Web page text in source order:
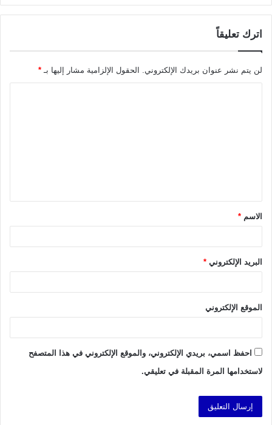
اترك تعليقاً
لن يتم نشر عنوان بريدك الإلكتروني. الحقول الإلزامية مشار إليها بـ *
ق
*الاسم *
البريد الإلكتروني *
الموقع الإلكتروني
احفظ اسمي، بريدي الإلكتروني، والموقع الإلكتروني في هذا المتصفح
لاستخدامها المرة المقبلة في تعليقي.